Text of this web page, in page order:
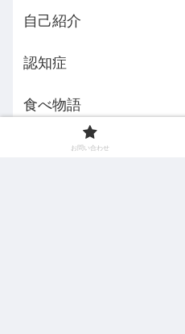
自己紹介
認知症
食べ物語
お問い合わせ